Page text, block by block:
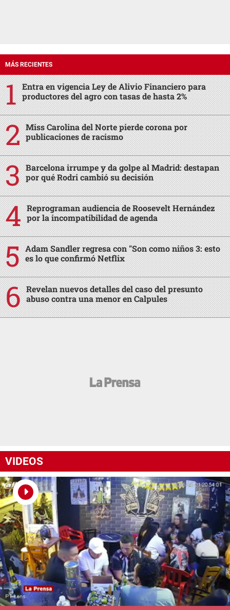
MÁS RECIENTES
Entra en vigencia Ley de Alivio Financiero para
productores del agro con tasas de hasta 2%
Miss Carolina del Norte pierde corona por
publicaciones de racismo
Barcelona irrumpe y da golpe al Madrid: destapan
por qué Rodri cambió su decisión
Reprograman audiencia de Roosevelt Hernández
por la incompatibilidad de agenda
Adam Sandler regresa con "Son como niños 3: esto
es lo que confirmó Netflix
Revelan nuevos detalles del caso del presunto
abuso contra una menor en Calpules
VIDEOS